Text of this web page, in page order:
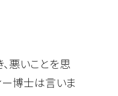
悪いことを思
ー博士は言いま